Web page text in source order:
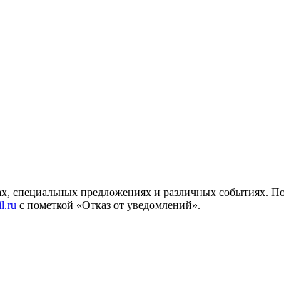
предложениях и различных событиях.
с пометкой «Отказ от уведомлений».